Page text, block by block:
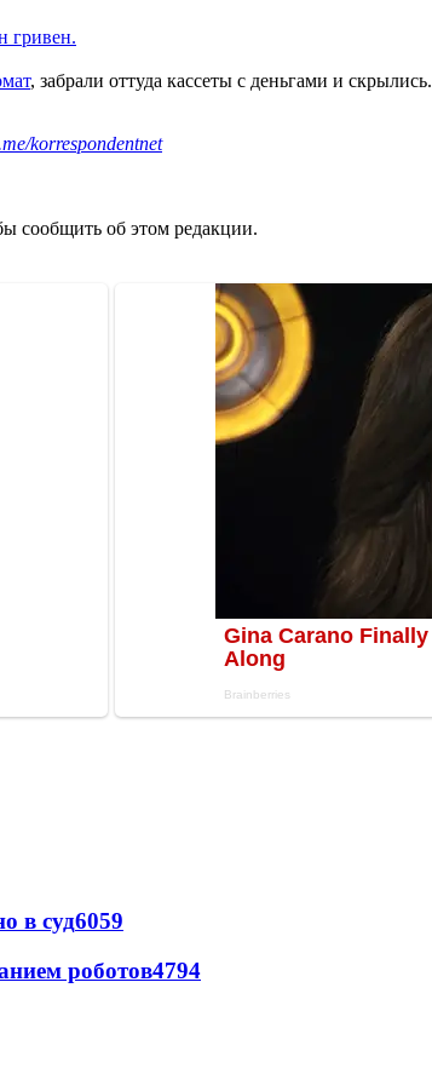
гривен.
, забрали оттуда кассеты с деньгами и скрылись.
korrespondentnet
сообщить об этом редакции.
в суд6059
роботов4794